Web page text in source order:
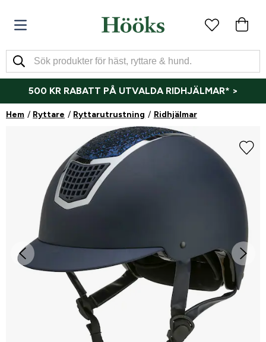
500 KR RABATT PÅ UTVALDA RIDHJÄLMAR* >
Hem Ryttare Ryttarutrustning Ridhjälmar